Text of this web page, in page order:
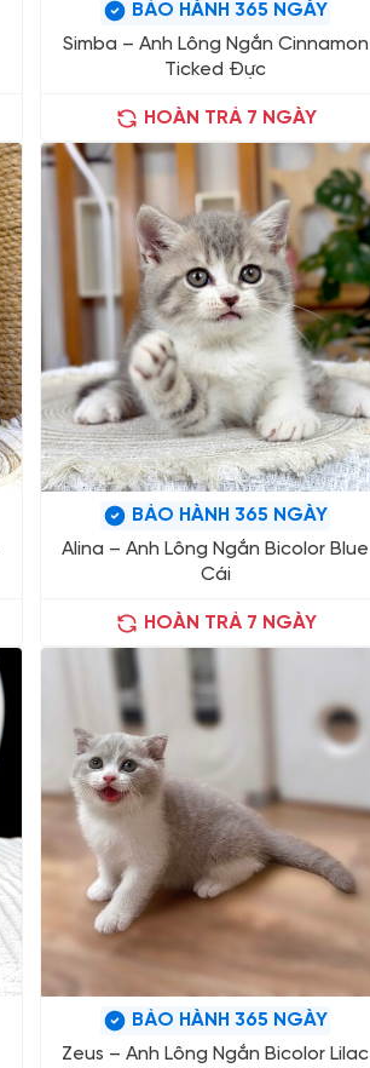
BẢO HÀNH 365 NGÀY
Simba – Anh Lông Ngắn Cinnamon
Ticked Đực
HOÀN TRẢ 7 NGÀY
BẢO HÀNH 365 NGÀY
Alina – Anh Lông Ngắn Bicolor Blue
Cái
HOÀN TRẢ 7 NGÀY
BẢO HÀNH 365 NGÀY
Zeus – Anh Lông Ngắn Bicolor Lilac